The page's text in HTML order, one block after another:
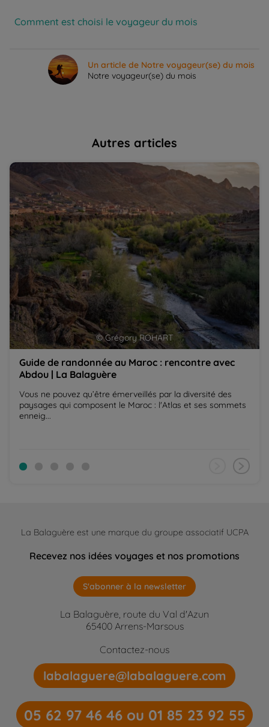
Comment est choisi le voyageur du mois
Un article de Notre voyageur(se) du mois
Notre voyageur(se) du mois
Autres articles
Guide de randonnée au Maroc : rencontre avec Abdou |
La Balaguère
© Grégory ROHART
Guide de randonnée au Maroc : rencontre avec
Abdou | La Balaguère
Vous ne pouvez qu’être émerveillés par la diversité des
paysages qui composent le Maroc : l'Atlas et ses sommets
enneig...
La Balaguère est une marque du groupe associatif UCPA
Recevez nos idées voyages et nos promotions
S'abonner à la newsletter
La Balaguère, route du Val d'Azun
65400 Arrens-Marsous
Contactez-nous
labalaguere@labalaguere.com
05 62 97 46 46 ou 01 85 23 92 55